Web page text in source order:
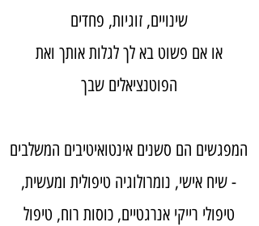
שינויים, זוגיות, פחדים
או אם פשוט בא לך לגלות אותך ואת
הפוטנציאלים שבך
המפגשים הם סשנים אינטואיטיבים המשלבים
- שיח אישי, נומרולוגיה טיפולית ומעשית,
טיפולי רייקי אנרגטיים, כוסות רוח, טיפול